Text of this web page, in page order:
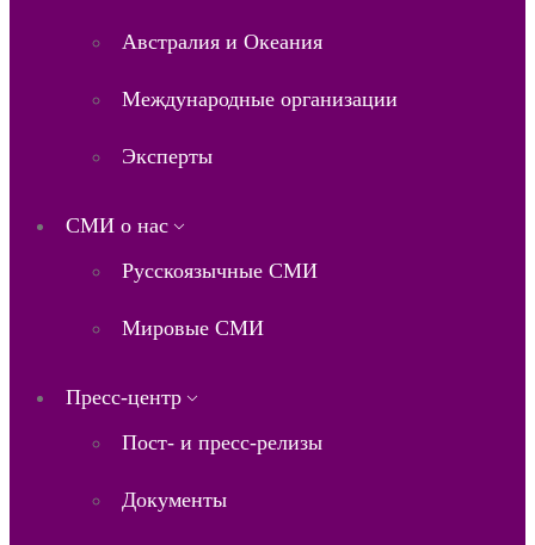
Австралия и Океания
Международные организации
Эксперты
СМИ о нас
Русскоязычные СМИ
Мировые СМИ
Пресс-центр
Пост- и пресс-релизы
Документы